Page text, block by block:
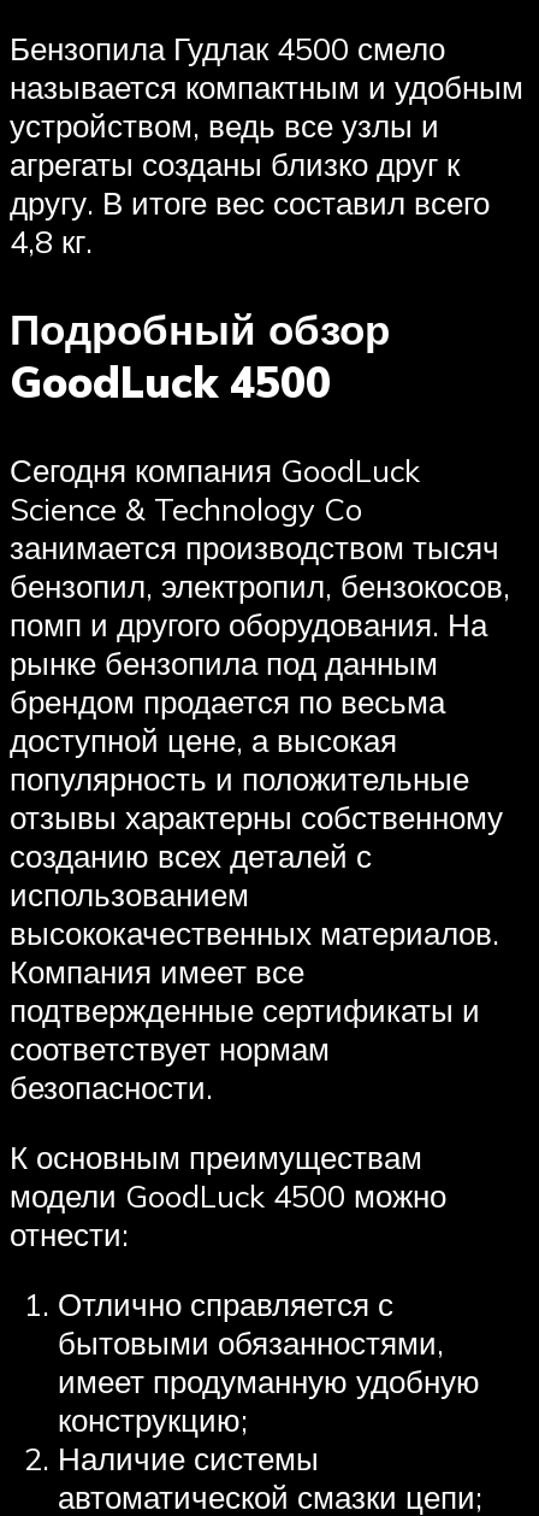
Бензопила Гудлак 4500 смело
называется компактным и удобным
устройством, ведь все узлы и
агрегаты созданы близко друг к
другу. В итоге вес составил всего
4,8 кг.
Подробный обзор
GoodLuck 4500
Сегодня компания GoodLuck
Science & Technology Co
занимается производством тысяч
бензопил, электропил, бензокосов,
помп и другого оборудования. На
рынке бензопила под данным
брендом продается по весьма
доступной цене, а высокая
популярность и положительные
отзывы характерны собственному
созданию всех деталей с
использованием
высококачественных материалов.
Компания имеет все
подтвержденные сертификаты и
соответствует нормам
безопасности.
К основным преимуществам
модели GoodLuck 4500 можно
отнести:
Отлично справляется с
бытовыми обязанностями,
имеет продуманную удобную
конструкцию;
Наличие системы
автоматической смазки цепи;